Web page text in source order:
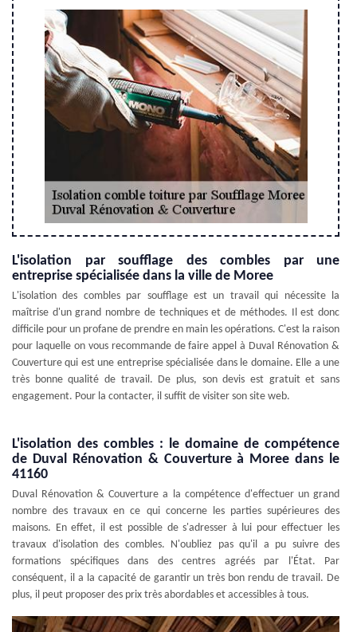
L'isolation par soufflage des combles par une
entreprise spécialisée dans la ville de Moree
L'isolation des combles par soufflage est un travail qui nécessite la
maîtrise d'un grand nombre de techniques et de méthodes. Il est donc
difficile pour un profane de prendre en main les opérations. C'est la raison
pour laquelle on vous recommande de faire appel à Duval Rénovation &
Couverture qui est une entreprise spécialisée dans le domaine. Elle a une
très bonne qualité de travail. De plus, son devis est gratuit et sans
engagement. Pour la contacter, il suffit de visiter son site web.
L'isolation des combles : le domaine de compétence
de Duval Rénovation & Couverture à Moree dans le
41160
Duval Rénovation & Couverture a la compétence d'effectuer un grand
nombre des travaux en ce qui concerne les parties supérieures des
maisons. En effet, il est possible de s'adresser à lui pour effectuer les
travaux d'isolation des combles. N'oubliez pas qu'il a pu suivre des
formations spécifiques dans des centres agréés par l'État. Par
conséquent, il a la capacité de garantir un très bon rendu de travail. De
plus, il peut proposer des prix très abordables et accessibles à tous.